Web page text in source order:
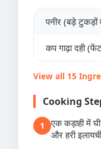
पनीर (बड़े
कप गाढ़ा दही
View all 15
Cooking
1
एक कड़ाही में
और हरी